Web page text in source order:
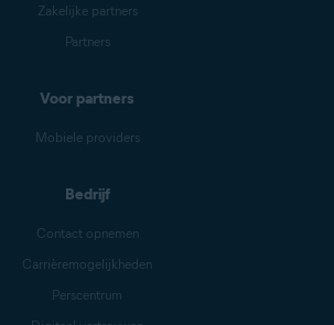
Zakelijke partners
Partners
Voor partners
Mobiele providers
Bedrijf
Contact opnemen
Carrièremogelijkheden
Perscentrum